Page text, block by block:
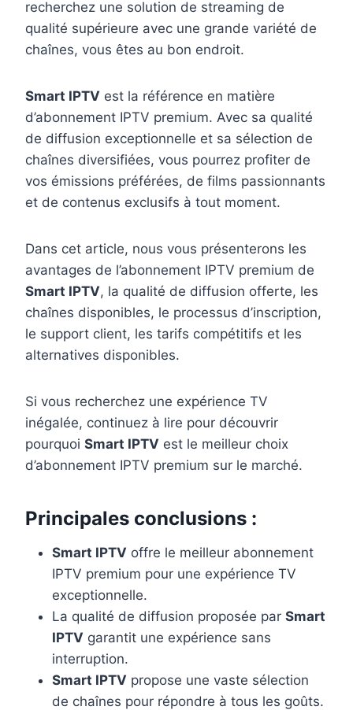
recherchez une solution de streaming de
qualité supérieure avec une grande variété de
chaînes, vous êtes au bon endroit.
Smart IPTV est la référence en matière
d’abonnement IPTV premium. Avec sa qualité
de diffusion exceptionnelle et sa sélection de
chaînes diversifiées, vous pourrez profiter de
vos émissions préférées, de films passionnants
et de contenus exclusifs à tout moment.
Dans cet article, nous vous présenterons les
avantages de l’abonnement IPTV premium de
Smart IPTV, la qualité de diffusion offerte, les
chaînes disponibles, le processus d’inscription,
le support client, les tarifs compétitifs et les
alternatives disponibles.
Si vous recherchez une expérience TV
inégalée, continuez à lire pour découvrir
pourquoi Smart IPTV est le meilleur choix
d’abonnement IPTV premium sur le marché.
Principales conclusions :
Smart IPTV offre le meilleur abonnement
IPTV premium pour une expérience TV
exceptionnelle.
La qualité de diffusion proposée par Smart
IPTV garantit une expérience sans
interruption.
Smart IPTV propose une vaste sélection
de chaînes pour répondre à tous les goûts.